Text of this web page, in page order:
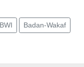
BWI Badan-Wakaf